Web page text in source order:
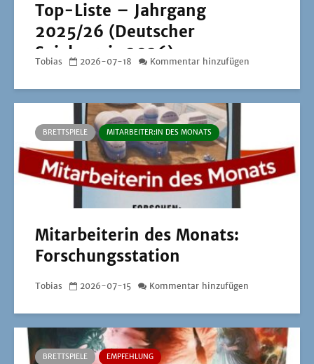
Top-Liste – Jahrgang
2025/26 (Deutscher
Spielepreis 2026)
Tobias 2026-07-18 Kommentar hinzufügen
BRETTSPIELE MITARBEITER:IN DES MONATS
Mitarbeiterin des Monats:
Forschungsstation
Tobias 2026-07-15 Kommentar hinzufügen
BRETTSPIELE EMPFEHLUNG